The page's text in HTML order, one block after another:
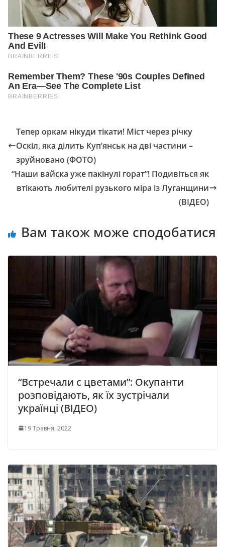
Тепер оркам нікуди тікати! Міст через річку
Оскіл, яка ділить Куп’янськ на дві частини –
зруйновано (ФОТО)
“Наши вайска уже пакінулі горат”! Подивіться як
втікають любителі рузького міра із Луганщини
(ВІДЕО)
Вам також може сподобатися
“Встречали с цветами”: Окупанти
розповідають, як їх зустрічали
українці (ВІДЕО)
19 Травня, 2022